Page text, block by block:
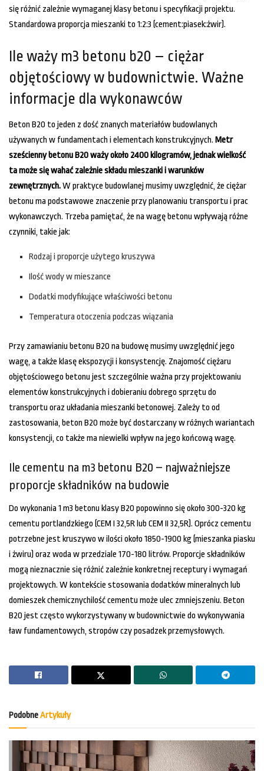
się różnić zależnie wymaganej klasy betonu i specyfikacji projektu.
Standardowa proporcja mieszanki to 1:2:3 (cement:piasek:żwir).
Ile waży m3 betonu b20 – ciężar
objętościowy w budownictwie. Ważne
informacje dla wykonawców
Beton B20 to jeden z dość znanych materiałów budowlanych
używanych w fundamentach i elementach konstrukcyjnych. Metr
sześcienny betonu B20 waży około 2400 kilogramów, jednak wielkość
ta może się wahać zależnie składu mieszanki i warunków
zewnętrznych.W praktyce budowlanej musimy uwzględnić, że ciężar
betonu ma podstawowe znaczenie przy planowaniu transportu i prac
wykonawczych. Trzeba pamiętać, że na wagę betonu wpływają różne
czynniki, takie jak:
Rodzaj i proporcje użytego kruszywa
Ilość wody w mieszance
Dodatki modyfikujące właściwości betonu
Temperatura otoczenia podczas wiązania
Przy zamawianiu betonu B20 na budowę musimy uwzględnić jego
wagę, a także klasę ekspozycji i konsystencję. Znajomość ciężaru
objętościowego betonu jest szczególnie ważna przy projektowaniu
elementów konstrukcyjnych i dobieraniu dobrego sprzętu do
transportu oraz układania mieszanki betonowej. Zależy to od
zastosowania, beton B20 może być dostarczany w różnych wariantach
konsystencji, co także ma niewielki wpływ na jego końcową wagę.
Ile cementu na m3 betonu B20 – najważniejsze
proporcje składników na budowie
Do wykonania 1 m3 betonu klasy B20 popowinno się około 300-320 kg
cementu portlandzkiego (CEM I 32,5R lub CEM II 32,5R). Oprócz cementu
potrzebne jest kruszywo w ilości około 1850-1900 kg (mieszanka piasku
i żwiru) oraz woda w przedziale 170-180 litrów. Proporcje składników
mogą nieznacznie się różnić zależnie konkretnej receptury i wymagań
projektowych. W kontekście stosowania dodatków mineralnych lub
domieszek chemicznychilość cementu może ulec zmniejszeniu. Beton
B20 jest często wykorzystywany w budownictwie do wykonywania
ław fundamentowych, stropów czy posadzek przemysłowych.
PodobneArtykuły